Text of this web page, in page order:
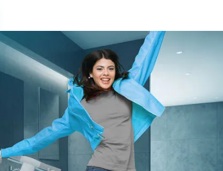
i-mop XL